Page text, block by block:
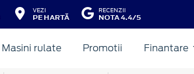
VEZI
PE HARTĂ
RECENZII
NOTA 4.4/5
Masini rulate Promotii Finantare